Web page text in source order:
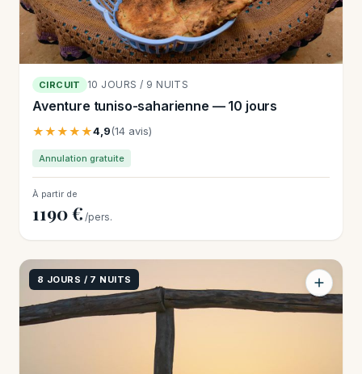
CIRCUIT 10 JOURS / 9 NUITS
Aventure tuniso-saharienne — 10 jours
★★★★★4,9(14 avis)
Annulation gratuite
À partir de
1190 € /pers.
8 JOURS / 7 NUITS